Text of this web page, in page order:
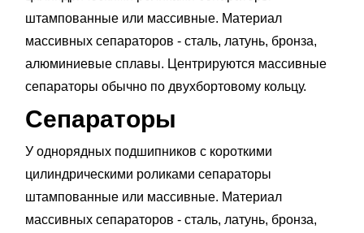
штампованные или массивные. Материал
массивных сепараторов - сталь, латунь, бронза,
алюминиевые сплавы. Центрируются массивные
сепараторы обычно по двухбортовому кольцу.
Сепараторы
У однорядных подшипников с короткими
цилиндрическими роликами сепараторы
штампованные или массивные. Материал
массивных сепараторов - сталь, латунь, бронза,